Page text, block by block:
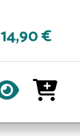
14,90 €